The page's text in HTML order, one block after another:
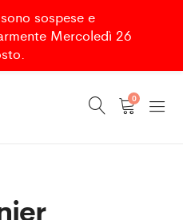
0
sospese e
Mercoledì 26